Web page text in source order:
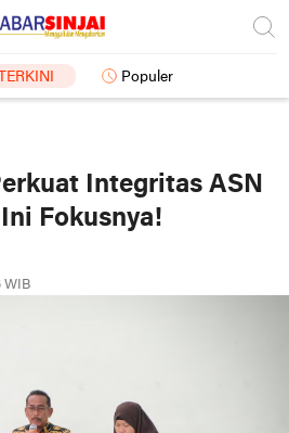
TERKINI Populer
Integritas ASN
Fokusnya!
WIB